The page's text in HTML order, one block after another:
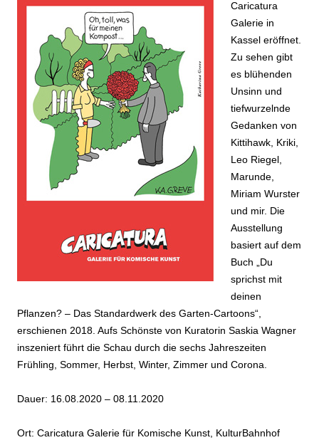
Caricatura
Galerie in
Kassel eröffnet.
Zu sehen gibt
es blühenden
Unsinn und
tiefwurzelnde
Gedanken von
Kittihawk, Kriki,
Leo Riegel,
Marunde,
Miriam Wurster
und mir. Die
Ausstellung
basiert auf dem
Buch „Du
sprichst mit
deinen
Pflanzen? – Das Standardwerk des Garten-Cartoons“,
erschienen 2018. Aufs Schönste von Kuratorin Saskia Wagner
inszeniert führt die Schau durch die sechs Jahreszeiten
Frühling, Sommer, Herbst, Winter, Zimmer und Corona.
Dauer: 16.08.2020 – 08.11.2020
Ort: Caricatura Galerie für Komische Kunst, KulturBahnhof